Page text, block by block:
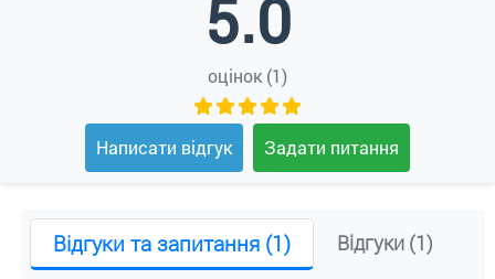
5.0
оцінок (1)
Написати відгук Задати питання
Відгуки та запитання (1)
Відгуки (1)